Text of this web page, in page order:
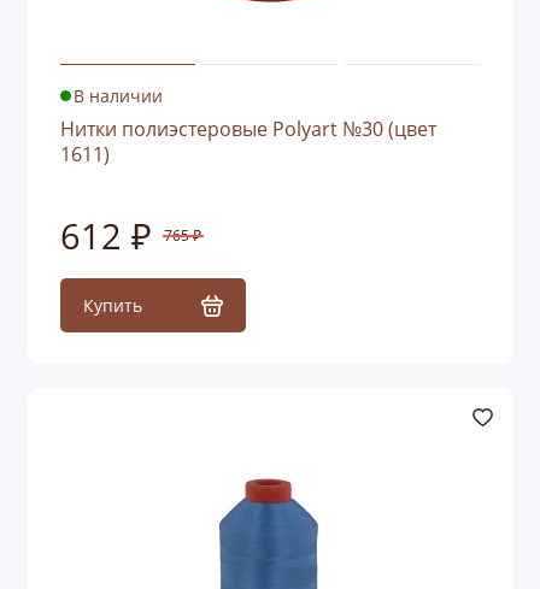
В наличии
Нитки полиэстеровые Polyart №30 (цвет
1611)
612 ₽ 765 ₽
Купить